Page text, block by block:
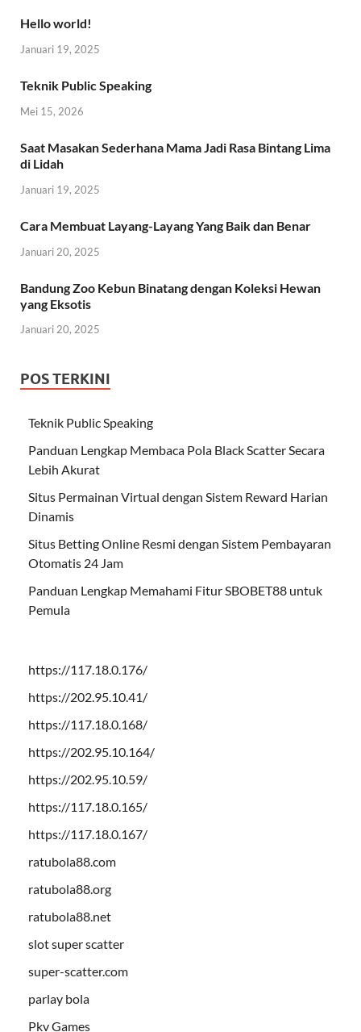
Hello world!
Januari 19, 2025
Teknik Public Speaking
Mei 15, 2026
Saat Masakan Sederhana Mama Jadi Rasa Bintang Lima
di Lidah
Januari 19, 2025
Cara Membuat Layang-Layang Yang Baik dan Benar
Januari 20, 2025
Bandung Zoo Kebun Binatang dengan Koleksi Hewan
yang Eksotis
Januari 20, 2025
POS TERKINI
Teknik Public Speaking
Panduan Lengkap Membaca Pola Black Scatter Secara
Lebih Akurat
Situs Permainan Virtual dengan Sistem Reward Harian
Dinamis
Situs Betting Online Resmi dengan Sistem Pembayaran
Otomatis 24 Jam
Panduan Lengkap Memahami Fitur SBOBET88 untuk
Pemula
https://117.18.0.176/
https://202.95.10.41/
https://117.18.0.168/
https://202.95.10.164/
https://202.95.10.59/
https://117.18.0.165/
https://117.18.0.167/
ratubola88.com
ratubola88.org
ratubola88.net
slot super scatter
super-scatter.com
parlay bola
Pkv Games